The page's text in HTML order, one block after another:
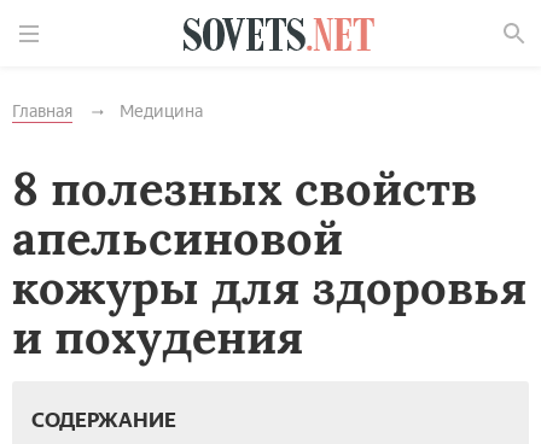
Главная Медицина
8 полезных свойств
апельсиновой
кожуры для здоровья
и похудения
СОДЕРЖАНИЕ